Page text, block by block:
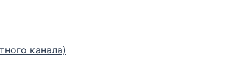
канала)